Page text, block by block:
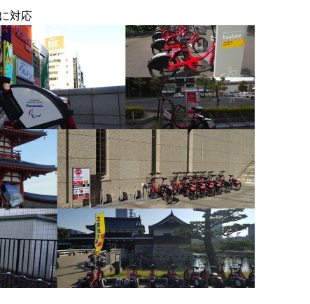
対応